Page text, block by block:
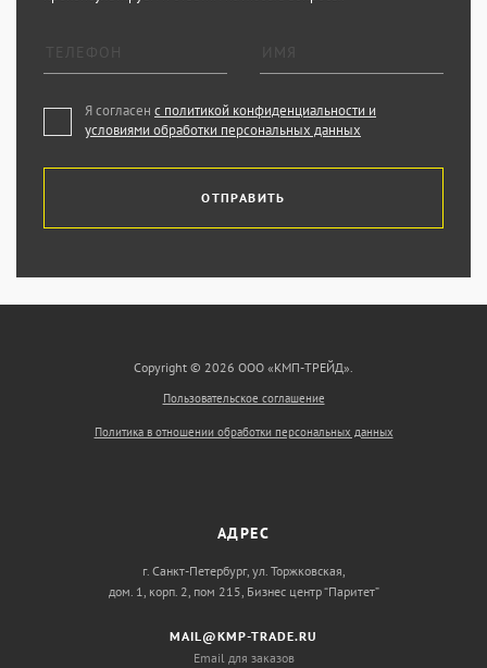
Я согласен с политикой конфиденциальности и
условиями обработки персональных данных
ОТПРАВИТЬ
Copyright © 2026 ООО «КМП-ТРЕЙД».
Пользовательское соглашение
Политика в отношении обработки персональных данных
АДРЕС
г. Санкт-Петербург, ул. Торжковская,
дом. 1, корп. 2, пом 215, Бизнес центр “Паритет”
MAIL@KMP-TRADE.RU
Email для заказов